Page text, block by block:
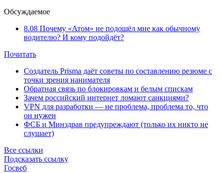
Обсуждаемое
8.08 Почему «Атом» не подошёл мне как обычному
водителю? И кому подойдёт?
Почитать
Создатель Prisma даёт советы по составлению резюме с
точки зрения нанимателя
Обратная связь по блокировкам и белым спискам
Зачем российский интернет ломают санкциями?
VPN для разработки — не проблема, проблема то, что
он нужен
ФСБ и Минздрав предупреждают (только их никто не
слушает)
Все ссылки
Подсказать ссылку
Госвеб